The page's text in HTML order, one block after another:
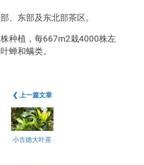
、东部及东北部茶区。
种植，每667m2栽4000株左
蝉和螨类。
❮ 上一篇文章
小古德大叶茶